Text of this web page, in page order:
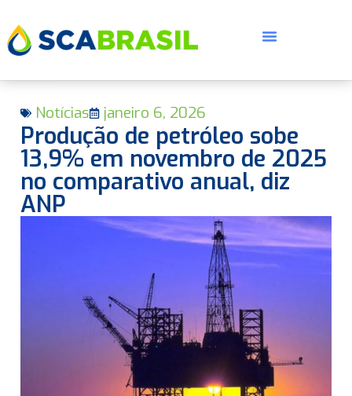
Notícias janeiro 6, 2026
Produção de petróleo sobe
13,9% em novembro de 2025
no comparativo anual, diz
ANP